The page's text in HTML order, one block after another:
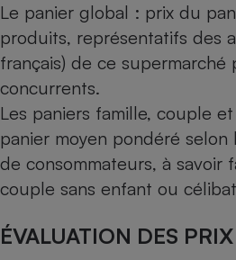
Le panier global : prix du
produits, représentatifs des
français) de ce supermarché
concurrents.
Les paniers famille, couple
panier moyen pondéré
de consommateurs, à savoir
couple sans enfant ou
ÉVALUATION DES